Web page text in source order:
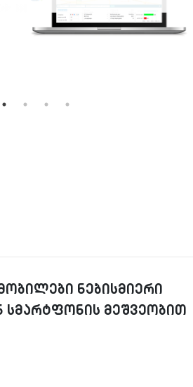
ნებისმიერი
სმარტფონის მეშვეობით